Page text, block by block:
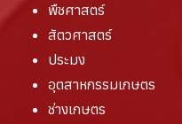
พืชศาสตร์
สัตวศาสตร์
ประมง
อุตสาหกรรมเกษตร
ช่างเกษตร